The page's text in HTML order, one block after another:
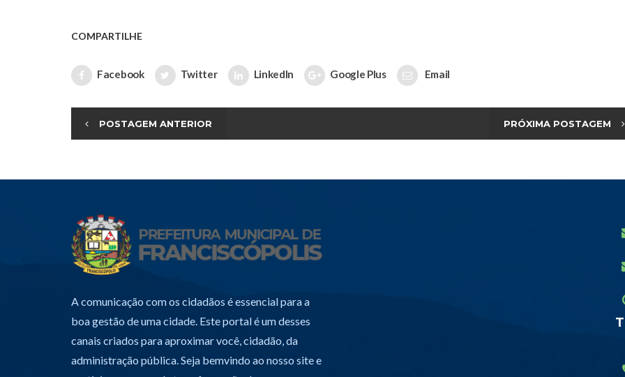
COMPARTILHE
Facebook Twitter LinkedIn Google Plus Email
POSTAGEM ANTERIOR PRÓXIMA POSTAGEM
A comunicação com os cidadãos é essencial para a
boa gestão de uma cidade. Este portal é um desses
canais criados para aproximar você, cidadão, da
administração pública. Seja bemvindo ao nosso site e